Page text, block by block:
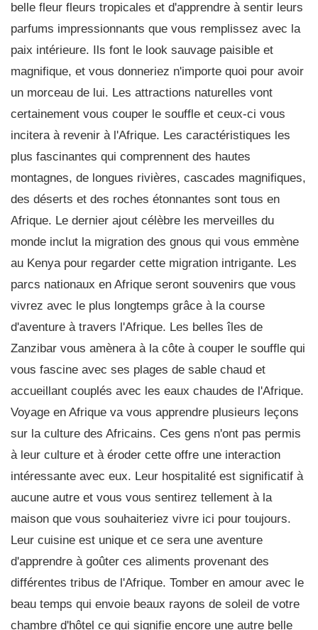
belle fleur fleurs tropicales et d'apprendre à sentir leurs
parfums impressionnants que vous remplissez avec la
paix intérieure. Ils font le look sauvage paisible et
magnifique, et vous donneriez n'importe quoi pour avoir
un morceau de lui. Les attractions naturelles vont
certainement vous couper le souffle et ceux-ci vous
incitera à revenir à l'Afrique. Les caractéristiques les
plus fascinantes qui comprennent des hautes
montagnes, de longues rivières, cascades magnifiques,
des déserts et des roches étonnantes sont tous en
Afrique. Le dernier ajout célèbre les merveilles du
monde inclut la migration des gnous qui vous emmène
au Kenya pour regarder cette migration intrigante. Les
parcs nationaux en Afrique seront souvenirs que vous
vivrez avec le plus longtemps grâce à la course
d'aventure à travers l'Afrique. Les belles îles de
Zanzibar vous amènera à la côte à couper le souffle qui
vous fascine avec ses plages de sable chaud et
accueillant couplés avec les eaux chaudes de l'Afrique.
Voyage en Afrique va vous apprendre plusieurs leçons
sur la culture des Africains. Ces gens n'ont pas permis
à leur culture et à éroder cette offre une interaction
intéressante avec eux. Leur hospitalité est significatif à
aucune autre et vous vous sentirez tellement à la
maison que vous souhaiteriez vivre ici pour toujours.
Leur cuisine est unique et ce sera une aventure
d'apprendre à goûter ces aliments provenant des
différentes tribus de l'Afrique. Tomber en amour avec le
beau temps qui envoie beaux rayons de soleil de votre
chambre d'hôtel ce qui signifie encore une autre belle